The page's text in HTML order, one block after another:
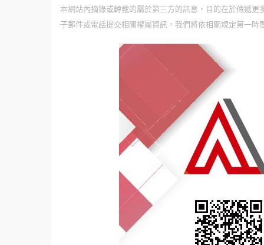
本網站內摘錄或轉載的屬於第三方的訊息，目的在於傳遞
子郵件或電話提交相關權屬資訊，我們將依相關規定第一時